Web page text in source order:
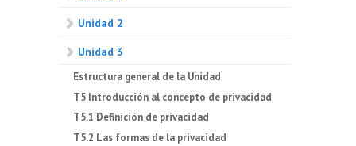
Unidad 2
Unidad 3
Estructura general de la Unidad
T5 Introducción al concepto de privacidad
T5.1 Definición de privacidad
T5.2 Las formas de la privacidad